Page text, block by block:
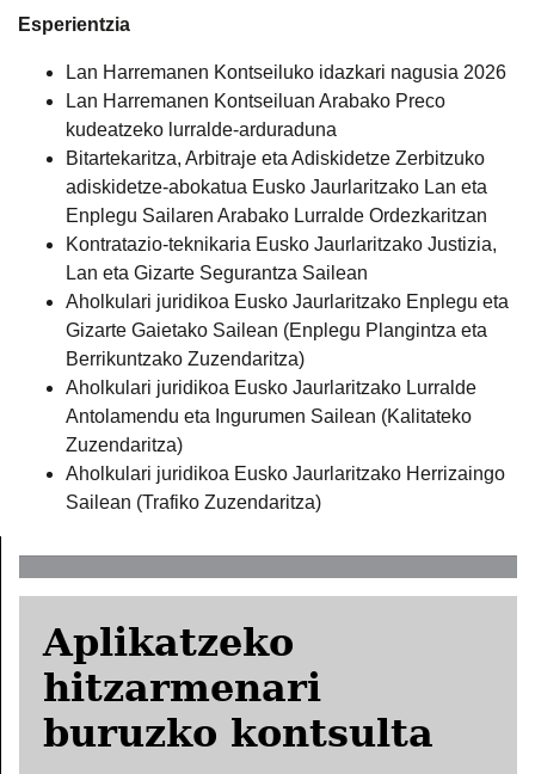
Esperientzia
Lan Harremanen Kontseiluko idazkari nagusia 2026
Lan Harremanen Kontseiluan Arabako Preco
kudeatzeko lurralde-arduraduna
Bitartekaritza, Arbitraje eta Adiskidetze Zerbitzuko
adiskidetze-abokatua Eusko Jaurlaritzako Lan eta
Enplegu Sailaren Arabako Lurralde Ordezkaritzan
Kontratazio-teknikaria Eusko Jaurlaritzako Justizia,
Lan eta Gizarte Segurantza Sailean
Aholkulari juridikoa Eusko Jaurlaritzako Enplegu eta
Gizarte Gaietako Sailean (Enplegu Plangintza eta
Berrikuntzako Zuzendaritza)
Aholkulari juridikoa Eusko Jaurlaritzako Lurralde
Antolamendu eta Ingurumen Sailean (Kalitateko
Zuzendaritza)
Aholkulari juridikoa Eusko Jaurlaritzako Herrizaingo
Sailean (Trafiko Zuzendaritza)
Aplikatzeko
hitzarmenari
buruzko kontsulta